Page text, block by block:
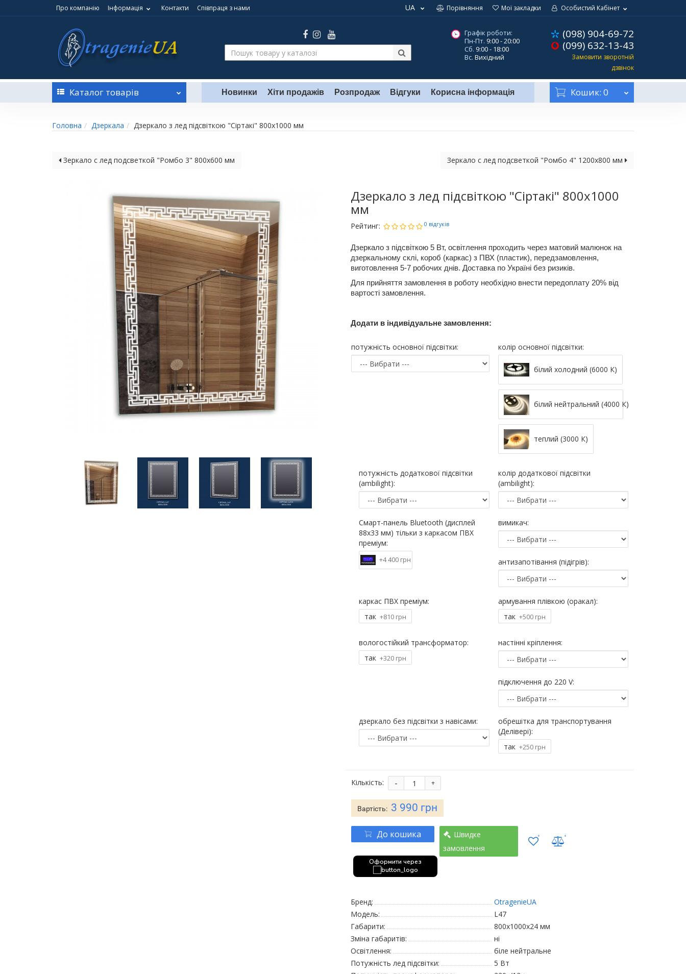
Про компанію Інформація Контакти Співпраця з нами UA Порівняння Мої закладки Особистий Кабінет
Графік роботи:
Пн-Пт. 9:00 - 20:00
Сб. 9:00 - 18:00
Вс. Вихідний
(098) 904-69-72
(099) 632-13-43
Замовити зворотній
дзвінок
Каталог товарів Новинки Хіти продажів Розпродаж Відгуки Корисна інформація Кошик: 0
Головна Дзеркала Дзеркало з лед підсвіткою "Сіртакі" 800х1000 мм
Зеркало с лед подсветкой "Ромбо 3" 800х600 мм Зеркало с лед подсветкой "Ромбо 4" 1200х800 мм
Дзеркало з лед підсвіткою "Сіртакі" 800х1000
мм
Рейтинг: 0 відгуків
Дзеркало з підсвіткою 5 Вт, освітлення проходить через матовий малюнок на
дзеркальному склі, короб (каркас) з ПВХ (пластик), передзамовлення,
виготовлення 5-7 робочих днів. Доставка по Україні без ризиків.
Для прийняття замовлення в роботу необхідно внести передоплату 20% від
вартості замовлення.
Додати в індивідуальне замовлення:
потужність основної підсвітки: колір основної підсвітки:
білий холодний (6000 К)
білий нейтральний (4000 К)
теплий (3000 К)
потужність додаткової підсвітки
(ambilight):
колір додаткової підсвітки
(ambilight):
Смарт-панель Bluetooth (дисплей
88х33 мм) тільки з каркасом ПВХ
преміум:
+4 400 грн
вимикач:
антизапотівання (підігрів):
каркас ПВХ преміум:
так +810 грн
армування плівкою (оракал):
так +500 грн
вологостійкий трансформатор:
так +320 грн
настінні кріплення:
підключення до 220 V:
дзеркало без підсвітки з навісами:
обрешітка для транспортування
(Делівері):
так +250 грн
Кількість: +
-
Вартість: 3 990 грн
До кошика
Оформити через
Швидке
замовлення
Бренд:
OtragenieUA
Модель:
L47
Габарити:
800х1000х24 мм
Зміна габаритів:
ні
Освітлення:
біле нейтральне
Потужність лед підсвітки:
5 Вт